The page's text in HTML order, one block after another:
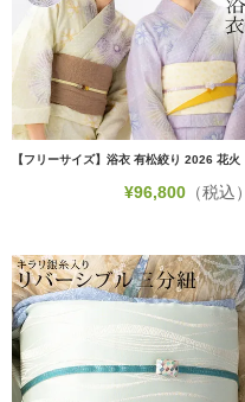
【フリーサイズ】浴衣 有松絞り 2026 花火
¥96,800 （税込）